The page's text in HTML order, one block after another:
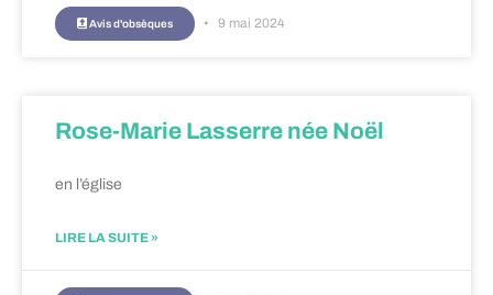
Avis d'obsèques 9 mai 2024
Rose-Marie Lasserre née Noël
en l’église
LIRE LA SUITE »